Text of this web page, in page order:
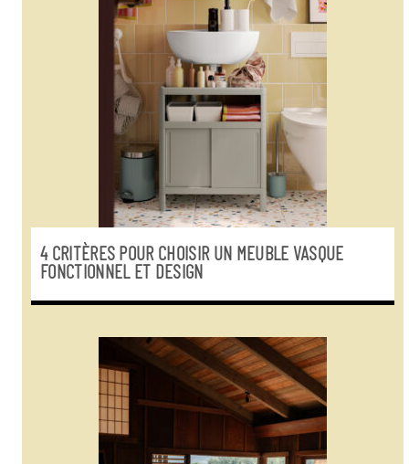
4 CRITÈRES POUR CHOISIR UN MEUBLE VASQUE
FONCTIONNEL ET DESIGN